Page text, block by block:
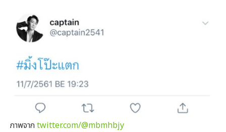
ภาพจาก twitter.com/@mbmhbjy